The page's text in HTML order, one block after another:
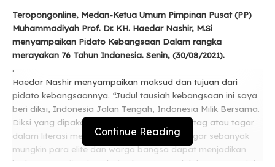
Teropongonline, Medan-Ketua Umum Pimpinan Pusat (PP)
Muhammadiyah Prof. Dr. KH. Haedar Nashir, M.Si
menyampaikan Pidato Kebangsaan Dalam rangka
merayakan 76 Tahun Indonesia. Senin, (30/08/2021).
.
Haedar Nashir menyampaikan maksud dan tujuan dari
pidato kebangsaannya. “Judul tausiah kebangsaan ini saya
beri diksi, Indonesia Jalan Tengah, Indonesia Milik Bersama.
Diksi yang dipakai menggunakan narasi hastag atau tagar
dalam literasi medsos harapan utamanya agar sebanyak
mungkin para elite dan warga bangsa dapat menjadikan
kedua isu penting tersebut sebagai masalah bersama untuk
Continue Reading